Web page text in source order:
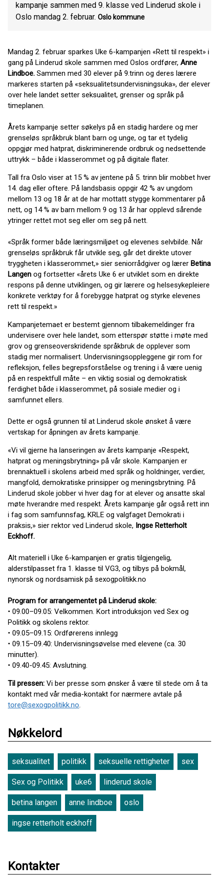
kampanje sammen med 9. klasse ved Linderud skole i
Oslo mandag 2. februar. Oslo kommune
Mandag 2. februar sparkes Uke 6-kampanjen «Rett til respekt» i
gang på Linderud skole sammen med Oslos ordfører, Anne
Lindboe. Sammen med 30 elever på 9.trinn og deres lærere
markeres starten på «seksualitetsundervisningsuka», der elever
over hele landet setter seksualitet, grenser og språk på
timeplanen.
Årets kampanje setter søkelys på en stadig hardere og mer
grenseløs språkbruk blant barn og unge, og tar et tydelig
oppgjør med hatprat, diskriminerende ordbruk og nedsettende
uttrykk – både i klasserommet og på digitale flater.
Tall fra Oslo viser at 15 % av jentene på 5. trinn blir mobbet hver
14. dag eller oftere. På landsbasis oppgir 42 % av ungdom
mellom 13 og 18 år at de har mottatt stygge kommentarer på
nett, og 14 % av barn mellom 9 og 13 år har opplevd sårende
ytringer rettet mot seg eller om seg på nett.
«Språk former både læringsmiljøet og elevenes selvbilde. Når
grenseløs språkbruk får utvikle seg, går det direkte utover
tryggheten i klasserommet,» sier seniorrådgiver og lærer Betina
Langen og fortsetter «årets Uke 6 er utviklet som en direkte
respons på denne utviklingen, og gir lærere og helsesykepleiere
konkrete verktøy for å forebygge hatprat og styrke elevenes
rett til respekt.»
Kampanjetemaet er bestemt gjennom tilbakemeldinger fra
undervisere over hele landet, som etterspør støtte i møte med
grov og grenseoverskridende språkbruk de opplever som
stadig mer normalisert. Undervisningsoppleggene gir rom for
refleksjon, felles begrepsforståelse og trening i å være uenig
på en respektfull måte – en viktig sosial og demokratisk
ferdighet både i klasserommet, på sosiale medier og i
samfunnet ellers.
Dette er også grunnen til at Linderud skole ønsket å være
vertskap for åpningen av årets kampanje.
«Vi vil gjerne ha lanseringen av årets kampanje «Respekt,
hatprat og meningsbrytning» på vår skole. Kampanjen er
brennaktuell i skolens arbeid med språk og holdninger, verdier,
mangfold, demokratiske prinsipper og meningsbrytning. På
Linderud skole jobber vi hver dag for at elever og ansatte skal
møte hverandre med respekt. Årets kampanje går også rett inn
i fag som samfunnsfag, KRLE og valgfaget Demokrati i
praksis,» sier rektor ved Linderud skole, Ingse Retterholt
Eckhoff.
Alt materiell i Uke 6-kampanjen er gratis tilgjengelig,
alderstilpasset fra 1. klasse til VG3, og tilbys på bokmål,
nynorsk og nordsamisk på sexogpolitikk.no
Program for arrangementet på Linderud skole:
• 09.00–09.05: Velkommen. Kort introduksjon ved Sex og
Politikk og skolens rektor.
• 09.05–09.15: Ordførerens innlegg
• 09.15–09.40: Undervisningsøvelse med elevene (ca. 30
minutter).
• 09.40-09.45: Avslutning.
Til pressen: Vi ber presse som ønsker å være til stede om å ta
kontakt med vår media-kontakt for nærmere avtale på
tore@sexogpolitikk.no.
Nøkkelord
seksualitet politikk seksuelle rettigheter sex
Sex og Politikk uke6 linderud skole
betina langen anne lindboe oslo
ingse retterholt eckhoff
Kontakter